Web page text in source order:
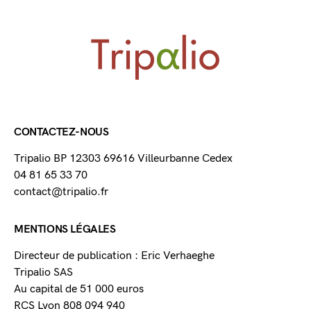
CONTACTEZ-NOUS
Tripalio BP 12303 69616 Villeurbanne Cedex
04 81 65 33 70
contact@tripalio.fr
MENTIONS LÉGALES
Directeur de publication : Eric Verhaeghe
Tripalio SAS
Au capital de 51 000 euros
RCS Lyon 808 094 940